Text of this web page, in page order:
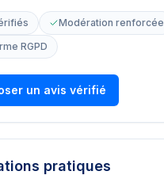
Modération renforcée
RGPD
un avis vérifié
pratiques